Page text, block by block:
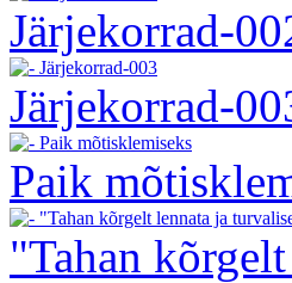
Järjekorrad-
Järjekorrad-
Paik
"Tahan